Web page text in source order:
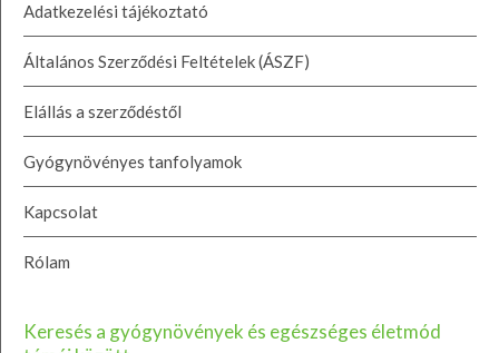
Adatkezelési tájékoztató
Általános Szerződési Feltételek (ÁSZF)
Elállás a szerződéstől
Gyógynövényes tanfolyamok
Kapcsolat
Rólam
Keresés a gyógynövények és egészséges életmód